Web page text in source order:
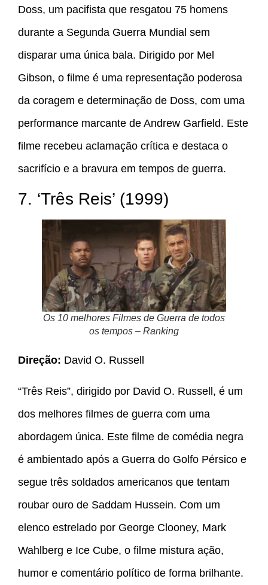
Doss, um pacifista que resgatou 75 homens
durante a Segunda Guerra Mundial sem
disparar uma única bala. Dirigido por Mel
Gibson, o filme é uma representação poderosa
da coragem e determinação de Doss, com uma
performance marcante de Andrew Garfield. Este
filme recebeu aclamação crítica e destaca o
sacrifício e a bravura em tempos de guerra.
7. ‘Três Reis’ (1999)
Os 10 melhores Filmes de Guerra de todos
os tempos – Ranking
Direção: David O. Russell
“Três Reis”, dirigido por David O. Russell, é um
dos melhores filmes de guerra com uma
abordagem única. Este filme de comédia negra
é ambientado após a Guerra do Golfo Pérsico e
segue três soldados americanos que tentam
roubar ouro de Saddam Hussein. Com um
elenco estrelado por George Clooney, Mark
Wahlberg e Ice Cube, o filme mistura ação,
humor e comentário político de forma brilhante.